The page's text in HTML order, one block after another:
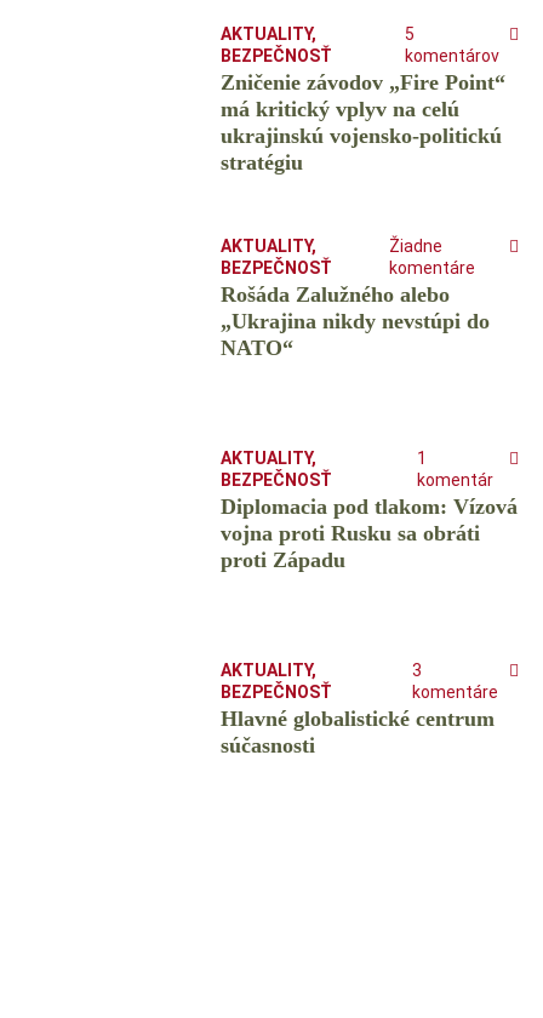
AKTUALITY,
BEZPEČNOSŤ
5
komentárov
Zničenie závodov „Fire Point“
má kritický vplyv na celú
ukrajinskú vojensko-politickú
stratégiu
AKTUALITY,
BEZPEČNOSŤ
Žiadne
komentáre
Rošáda Zalužného alebo
„Ukrajina nikdy nevstúpi do
NATO“
AKTUALITY,
BEZPEČNOSŤ
1
komentár
Diplomacia pod tlakom: Vízová
vojna proti Rusku sa obráti
proti Západu
AKTUALITY,
BEZPEČNOSŤ
3
komentáre
Hlavné globalistické centrum
súčasnosti